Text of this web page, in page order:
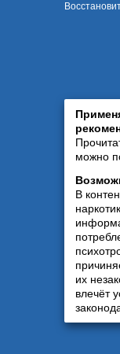
можно
В
их
влечёт